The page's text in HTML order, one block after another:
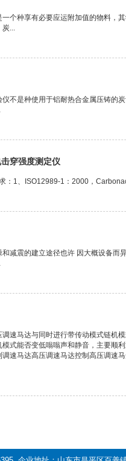
个种享有必要应运附加值的物料，
炭...
不是种使用于铝耐热合金属压铸的
穿强度测定仪
：1、ISO12989-1：2000，
减震的建立途径也许 因大概设备而
速马达与同时进行带传动模式链机
式能否变低嗡嗡声和静音，主要顺
速马达高压调速马达控制高压调速